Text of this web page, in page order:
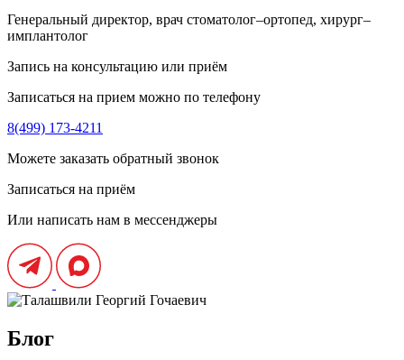
Генеральный директор, врач стоматолог–ортопед, хирург–
имплантолог
Запись на консультацию или приём
Записаться на прием можно по телефону
8(499) 173-4211
Можете заказать обратный звонок
Записаться на приём
Или написать нам в мессенджеры
Блог